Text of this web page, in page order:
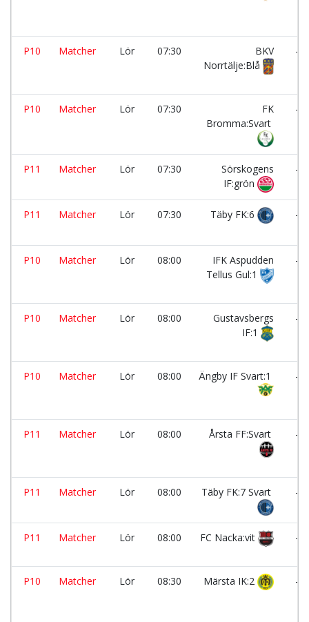
P10 Matcher Lör 07:30
BKV
Norrtälje:Blå
-
P10 Matcher Lör 07:30
FK
Bromma:Svart
-
P11 Matcher Lör 07:30
Sörskogens
IF:grön
-
P11 Matcher Lör 07:30 Täby FK:6 -
P10 Matcher Lör 08:00
IFK Aspudden
Tellus Gul:1
-
P10 Matcher Lör 08:00
Gustavsbergs
IF:1
-
P10 Matcher Lör 08:00 Ängby IF Svart:1 -
P11 Matcher Lör 08:00 Årsta FF:Svart -
P11 Matcher Lör 08:00 Täby FK:7 Svart -
P11 Matcher Lör 08:00 FC Nacka:vit -
P10 Matcher Lör 08:30 Märsta IK:2 -